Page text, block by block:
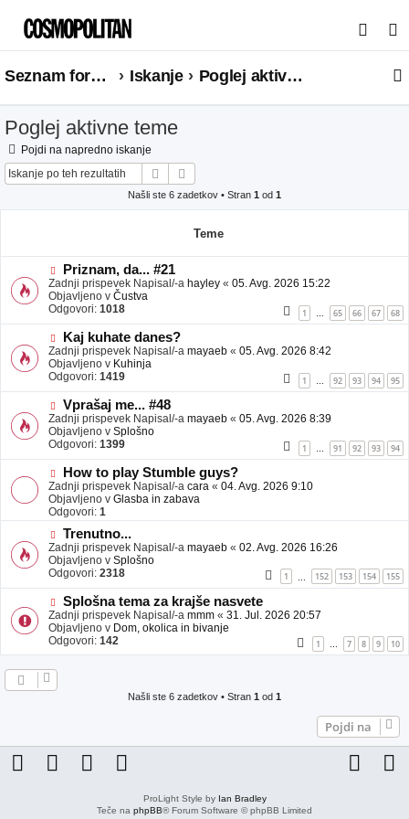
s
a
Seznam forumov Iskanje Poglej aktivne teme
Poglej aktivne teme
Pojdi na napredno iskanje
Iskanje
Našli ste 6 zadetkov • Stran 1 od 1
Teme
N
o
v
e
b
a
v
e
Priznam, da... #21
Zadnji prispevek Napisal/-a hayley « 05. Avg. 2026 15:22
Objavljeno v Čustva
Odgovori: 1018 1 … 65 66 67 68
N
o
v
e
b
a
v
e
Kaj kuhate danes?
Zadnji prispevek Napisal/-a mayaeb « 05. Avg. 2026 8:42
Objavljeno v Kuhinja
Odgovori: 1419 1 … 92 93 94 95
N
o
v
e
b
a
v
e
Vprašaj me... #48
Zadnji prispevek Napisal/-a mayaeb « 05. Avg. 2026 8:39
Objavljeno v Splošno
Odgovori: 1399 1 91 92 93 94
N
o
v
e
o
b
j
a
v
e
How to play Stumble guys?
Zadnji prispevek Napisal/-a cara « 04. Avg. 2026 9:10
Objavljeno v Glasba in zabava
Odgovori: 1
N
o
v
e
o
b
a
v
e
Trenutno...
Zadnji prispevek Napisal/-a mayaeb « 02. Avg. 2026 16:26
Objavljeno v Splošno
Odgovori: 2318 1 152 153 154 155
N
o
v
e
o
Splošna tema za krajše nasvete
Zadnji prispevek Napisal/-a mmm « 31. Jul. 2026 20:57
Objavljeno v Dom, okolica in bivanje
Odgovori: 142 1 … 7 8 9 10
Našli ste 6 zadetkov • Stran 1 od 1
Pojdi na
ProLight Style by Ian Bradley
Teče na phpBB® Forum Software © phpBB Limited